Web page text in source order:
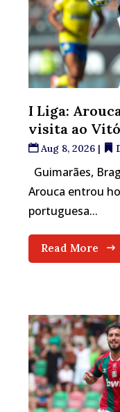
I Liga:
visita ao
Aug 8, 2026 |
Guimarães,
Arouca entrou
portuguesa...
Read More